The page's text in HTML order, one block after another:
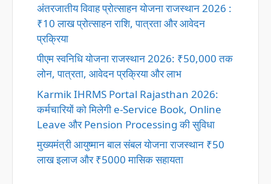
अंतरजातीय विवाह प्रोत्साहन योजना राजस्थान 2026 :
₹10 लाख प्रोत्साहन राशि, पात्रता और आवेदन
प्रक्रिया
पीएम स्वनिधि योजना राजस्थान 2026: ₹50,000 तक
लोन, पात्रता, आवेदन प्रक्रिया और लाभ
Karmik IHRMS Portal Rajasthan 2026:
कर्मचारियों को मिलेगी e-Service Book, Online
Leave और Pension Processing की सुविधा
मुख्यमंत्री आयुष्मान बाल संबल योजना राजस्थान ₹50
लाख इलाज और ₹5000 मासिक सहायता